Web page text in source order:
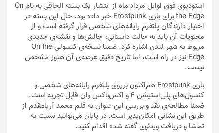
استودیوی فوق اوایل مرداد ماه از انتشار یک بسته الحاقی به نام On
the Edge برای بازی Frostpunk خبر داده بود. حال این بسته در
اختیار دارندگان پلتفرم رایانه‌های شخصی قرار گرفته است و از
محتویات آن باید به حالت داستانی، چالش‌ها و نقشه‌ی جدیدی
مربوط به شهر لندن اشاره کرد. ضمنا نسخه‌ی کنسولی On the
Edge نیز در راه است، اما تاریخ دقیق عرضه‌ی آن هنوز مشخص
نیست.
بازی Frostpunk هم‌اکنون برروی پلتفرم رایانه‌های شخصی و
کنسول‌های پلی‌استیشن ۴ و اکس‌باکس وان قابل تجربه است.
ضمنا مطالعه‌ی نقد و بررسی این عنوان به قلم محمد آریامقدم از
طریق این نشانی امکان‌پذیر است. در پایان می‌توانید نسبت به
تماشا و دریافت ویدئوی گفته شده اقدام کنید.